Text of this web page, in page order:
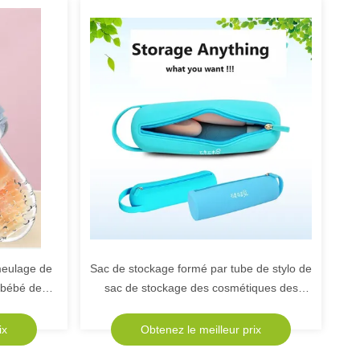
de
de
Sac de stockage formé par tube de stylo de
sac de stockage des cosmétiques des
Obtenez le meilleur prix